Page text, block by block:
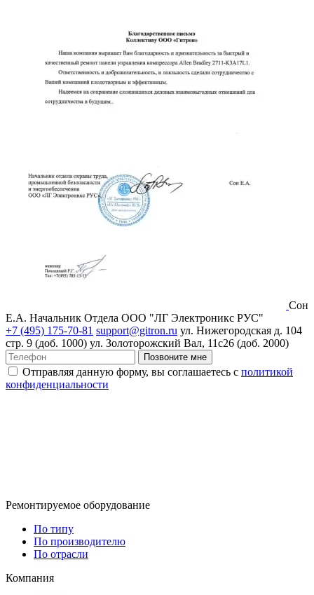
Сон
Е.А. Начальник Отдела ООО "ЛГ Электроникс РУС"
+7 (495) 175-70-81 support@gitron.ru ул. Нижегородская д. 104
стр. 9 (доб. 1000) ул. Золоторожский Вал, 11с26 (доб. 2000)
Позвоните мне
Отправляя данную форму, вы соглашаетесь с политикой
конфиденциальности
Ремонтируемое оборудование
По типу
По производителю
По отрасли
Компания